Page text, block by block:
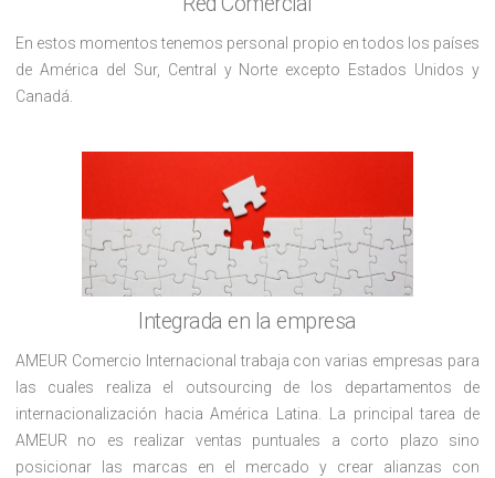
En estos momentos tenemos personal propio en todos los países
de América del Sur, Central y Norte excepto Estados Unidos y
Canadá.
Integrada en la empresa
AMEUR Comercio Internacional trabaja con varias empresas para
las cuales realiza el outsourcing de los departamentos de
internacionalización hacia América Latina. La principal tarea de
AMEUR no es realizar ventas puntuales a corto plazo sino
posicionar las marcas en el mercado y crear alianzas con